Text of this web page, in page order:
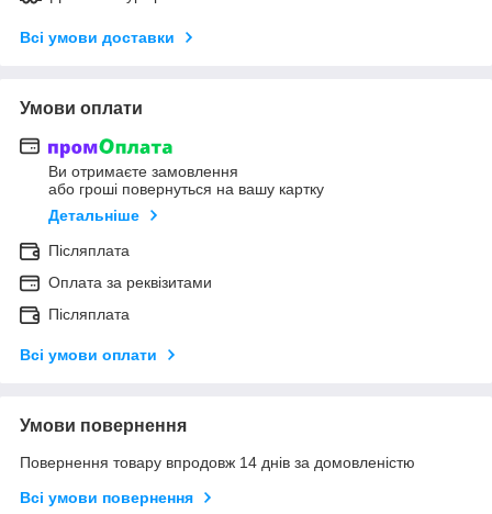
Всі умови доставки
Умови оплати
Ви отримаєте замовлення
або гроші повернуться на вашу картку
Детальніше
Післяплата
Оплата за реквізитами
Післяплата
Всі умови оплати
Умови повернення
Повернення товару впродовж 14 днів за домовленістю
Всі умови повернення